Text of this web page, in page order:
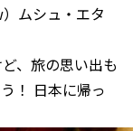
ムシュ・エタ
、旅の思い出も
！ 日本に帰っ